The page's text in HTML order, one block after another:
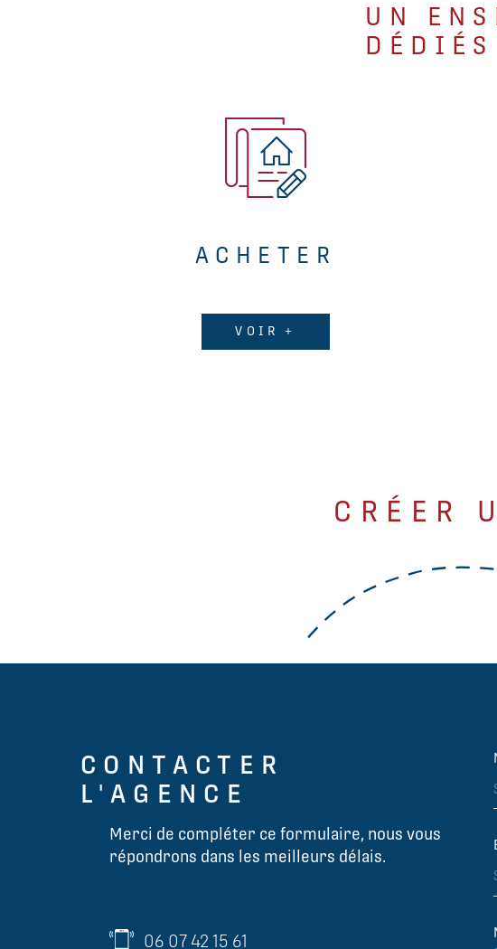
UN
ACHETER
VOIR +
CRÉER
CONTACTER
L'AGENCE
Merci de compléter ce formulaire, nous vous
répondrons dans les meilleurs délais.
06 07 42 15 61